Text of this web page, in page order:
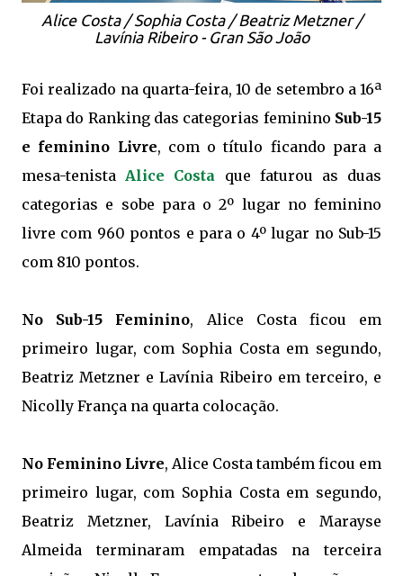
Alice Costa / Sophia Costa / Beatriz Metzner /
Lavínia Ribeiro - Gran São João
Foi realizado na quarta-feira, 10 de setembro a 16ª
Etapa do Ranking das categorias feminino Sub-15
e feminino Livre, com o título ficando para a
mesa-tenistaAlice Costa que faturou as duas
categorias e sobe para o 2º lugar no feminino
livre com 960 pontos e para o 4º lugar no Sub-15
com 810 pontos.
No Sub-15 Feminino, Alice Costa ficou em
primeiro lugar, com Sophia Costa em segundo,
Beatriz Metzner e Lavínia Ribeiro em terceiro, e
Nicolly França na quarta colocação.
No Feminino Livre, Alice Costa também ficou em
primeiro lugar, com Sophia Costa em segundo,
Beatriz Metzner, Lavínia Ribeiro e Marayse
Almeida terminaram empatadas na terceira